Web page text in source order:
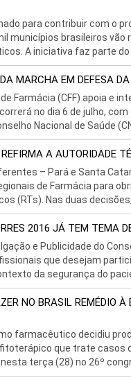
para contribuir com o
municípios brasileiros
A iniciativa faz parte do
MARCHA EM DEFESA
Farmácia (CFF) apoia e
no dia 6 de julho,
Nacional de Saúde
A AUTORIDADE
– Pará e Santa
de Farmácia para
(RTs). Nas duas decisões,
2016 JÁ TEM TEMA
e Publicidade do
que desejam
da segurança do
NO BRASIL REMÉDIO
farmacêutico decidiu
que trate casos
terça (28) no 26º